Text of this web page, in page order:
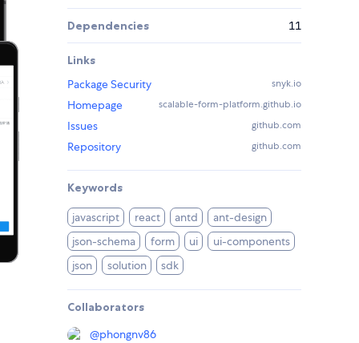
Dependencies 11
Links
Package Security
snyk.io
Homepage scalable-form-platform.github.io
Issues github.com
Repository github.com
Keywords
javascript react antd
ant-design
json-schema
form ui
ui-components
json
solution sdk
Collaborators
@phongnv86